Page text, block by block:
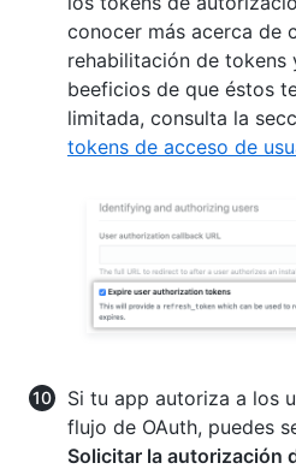
conocer más acerca de
rehabilitación de tokens
beeficios de que éstos
limitada, consulta la
tokens de acceso de
Si tu app autoriza a los
flujo de OAuth, puedes
Solicitar la autorización